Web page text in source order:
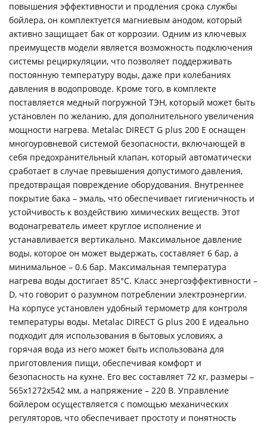
повышения эффективности и продления срока службы
бойлера, он комплектуется магниевым анодом, который
активно защищает бак от коррозии. Одним из ключевых
преимуществ модели является возможность подключения
системы рециркуляции, что позволяет поддерживать
постоянную температуру воды, даже при колебаниях
давления в водопроводе. Кроме того, в комплекте
поставляется медный погружной ТЭН, который может быть
установлен по желанию, для дополнительного увеличения
мощности нагрева. Metalac DIRECT G plus 200 E оснащен
многоуровневой системой безопасности, включающей в
себя предохранительный клапан, который автоматически
сработает в случае превышения допустимого давления,
предотвращая повреждение оборудования. Внутреннее
покрытие бака – эмаль, что обеспечивает гигиеничность и
устойчивость к воздействию химических веществ. Этот
водонагреватель имеет круглое исполнение и
устанавливается вертикально. Максимальное давление
воды, которое он может выдержать, составляет 6 бар, а
минимальное – 0.6 бар. Максимальная температура
нагрева воды достигает 85°C. Класс энергоэффективности –
D, что говорит о разумном потреблении электроэнергии.
На корпусе установлен удобный термометр для контроля
температуры воды. Metalac DIRECT G plus 200 E идеально
подходит для использования в бытовых условиях, а
горячая вода из него может быть использована для
приготовления пищи, обеспечивая комфорт и
безопасность на кухне. Его вес составляет 72 кг, размеры –
565x1272x542 мм, а напряжение – 220 В. Управление
бойлером осуществляется с помощью механических
регуляторов, что обеспечивает простоту и понятность